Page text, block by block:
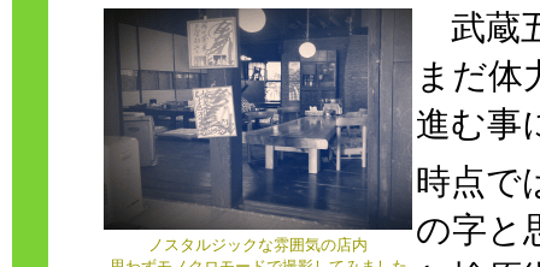
ノスタルジックな雰囲気の店内
武蔵
まだ体
進む事
時点で
の字と